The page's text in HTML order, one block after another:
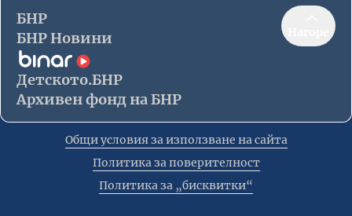
БНР
БНР Новини
Детското.БНР
Архивен фонд на БНР
Общи условия за използване на сайта
Политика за поверителност
Политика за „бисквитки“